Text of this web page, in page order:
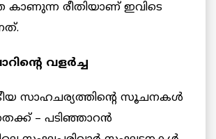
കാണുന്ന രീതിയാണ് ഇവിടെ
വളര്‍ച്ച
സാഹചര്യത്തിന്റെ സൂചനകള്‍
– പടിഞ്ഞാറൻ